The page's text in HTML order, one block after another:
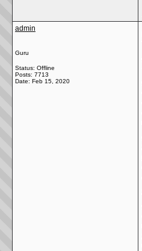
admin
Guru
Status: Offline
Posts: 7713
Date: Feb 15, 2020